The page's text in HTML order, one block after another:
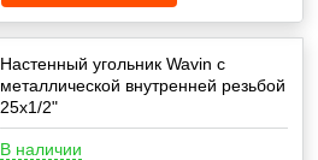
Настенный угольник Wavin с
металлической внутренней резьбой
25х1/2"
В наличии